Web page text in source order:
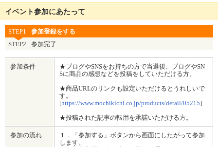
イベント参加にあたって
STEP1
参加登録をする
STEP2
参加完了
参加条件
★ブログやSNSをお持ちの方で当選後、ブログやSN
Sに商品の感想などを投稿をしていただける方。
★商品URLのリンクも設定いただけるとうれしいで
す。
[https://www.mochikichi.co.jp/products/detail/05215]
★投稿された記事の転用を承諾いただける方。
参加の流れ
１．「参加する」ボタンから画面にしたがって参加
します。